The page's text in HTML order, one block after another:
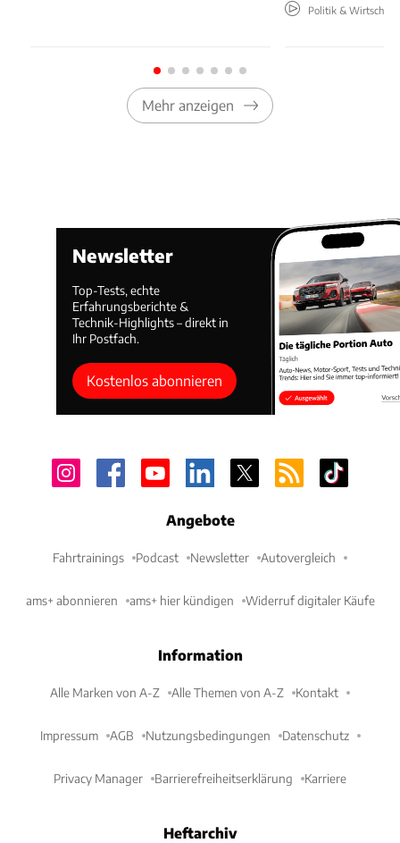
Politik & Wirtschaft
Mehr anzeigen
Newsletter
Top-Tests, echte
Erfahrungsberichte &
Technik-Highlights – direkt in
Ihr Postfach.
Kostenlos abonnieren
Angebote
Fahrtrainings Podcast Newsletter Autovergleich
ams+ abonnieren ams+ hier kündigen Widerruf digitaler Käufe
Information
Alle Marken von A-Z Alle Themen von A-Z Kontakt
Impressum AGB Nutzungsbedingungen Datenschutz
Privacy Manager Barrierefreiheitserklärung Karriere
Heftarchiv